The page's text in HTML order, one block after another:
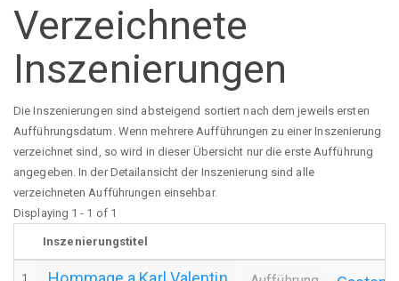
Verzeichnete
Inszenierungen
Die Inszenierungen sind absteigend sortiert nach dem jeweils ersten
Aufführungsdatum. Wenn mehrere Aufführungen zu einer Inszenierung
verzeichnet sind, so wird in dieser Übersicht nur die erste Aufführung
angegeben. In der Detailansicht der Inszenierung sind alle
verzeichneten Aufführungen einsehbar.
Displaying 1 - 1 of 1
Inszenierungstitel
1